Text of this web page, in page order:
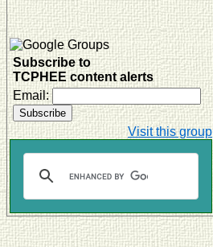
Subscribe to
TCPHEE content alerts
Email:
Visit this group